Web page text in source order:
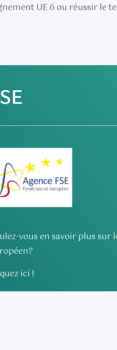
UE 6 ou réussir le
vous en savoir plus sur
ici !